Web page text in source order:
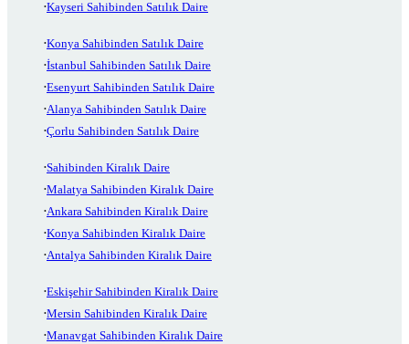
Kayseri Sahibinden Satılık Daire
Konya Sahibinden Satılık Daire
İstanbul Sahibinden Satılık Daire
Esenyurt Sahibinden Satılık Daire
Alanya Sahibinden Satılık Daire
Çorlu Sahibinden Satılık Daire
Sahibinden Kiralık Daire
Malatya Sahibinden Kiralık Daire
Ankara Sahibinden Kiralık Daire
Konya Sahibinden Kiralık Daire
Antalya Sahibinden Kiralık Daire
Eskişehir Sahibinden Kiralık Daire
Mersin Sahibinden Kiralık Daire
Manavgat Sahibinden Kiralık Daire